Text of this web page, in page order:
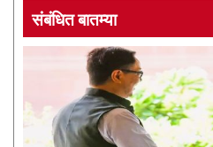
संबंधित बातम्या